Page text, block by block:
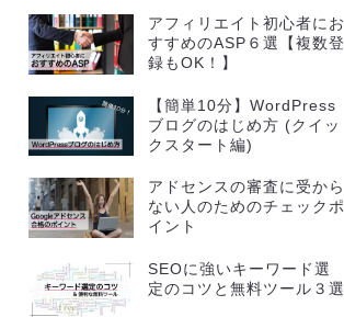
アフィリエイト初心者にお
すすめのASP６選【複数登
録もOK！】
【簡単10分】WordPress
ブログのはじめ方 (クイッ
クスタート編)
アドセンスの審査に受から
ない人のためのチェックポ
イント
SEOに強いキーワード選
定のコツと無料ツール３選